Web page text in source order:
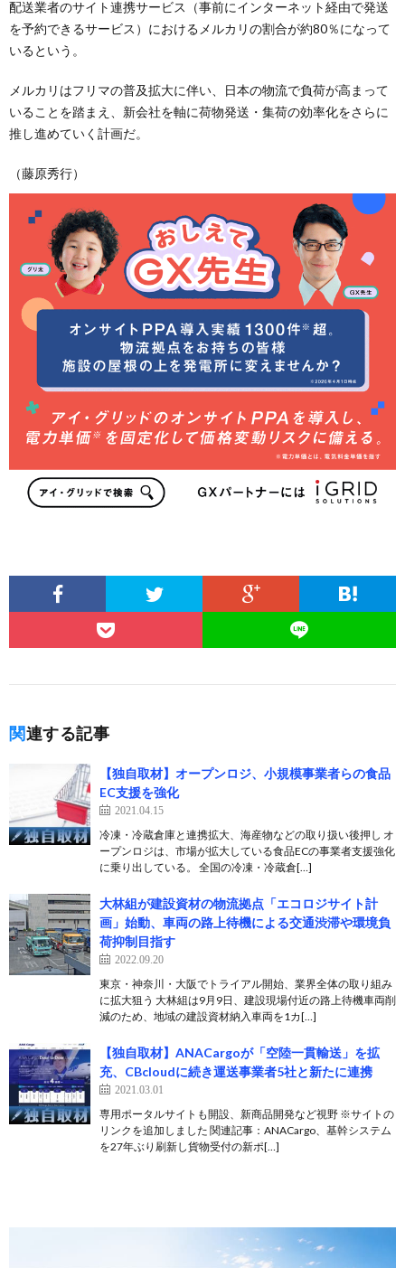
配送業者のサイト連携サービス（事前にインターネット経由で発送
を予約できるサービス）におけるメルカリの割合が約80％になって
いるという。
メルカリはフリマの普及拡大に伴い、日本の物流で負荷が高まって
いることを踏まえ、新会社を軸に荷物発送・集荷の効率化をさらに
推し進めていく計画だ。
（藤原秀行）
関連する記事
【独自取材】オープンロジ、小規模事業者らの食品
EC支援を強化
2021.04.15
冷凍・冷蔵倉庫と連携拡大、海産物などの取り扱い後押し オ
ープンロジは、市場が拡大している食品ECの事業者支援強化
に乗り出している。 全国の冷凍・冷蔵倉[…]
大林組が建設資材の物流拠点「エコロジサイト計
画」始動、車両の路上待機による交通渋滞や環境負
荷抑制目指す
2022.09.20
東京・神奈川・大阪でトライアル開始、業界全体の取り組み
に拡大狙う 大林組は9月9日、建設現場付近の路上待機車両削
減のため、地域の建設資材納入車両を1カ[…]
【独自取材】ANACargoが「空陸一貫輸送」を拡
充、CBcloudに続き運送事業者5社と新たに連携
2021.03.01
専用ポータルサイトも開設、新商品開発など視野 ※サイトの
リンクを追加しました 関連記事：ANACargo、基幹システム
を27年ぶり刷新し貨物受付の新ポ[…]